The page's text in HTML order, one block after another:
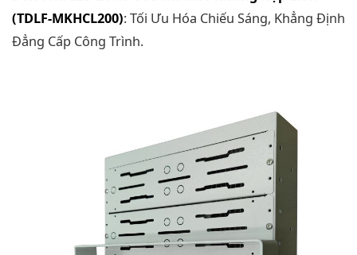
(TDLF-MKHCL200): Tối Ưu Hóa Chiếu Sáng, Khẳng Định
Đẳng Cấp Công Trình.